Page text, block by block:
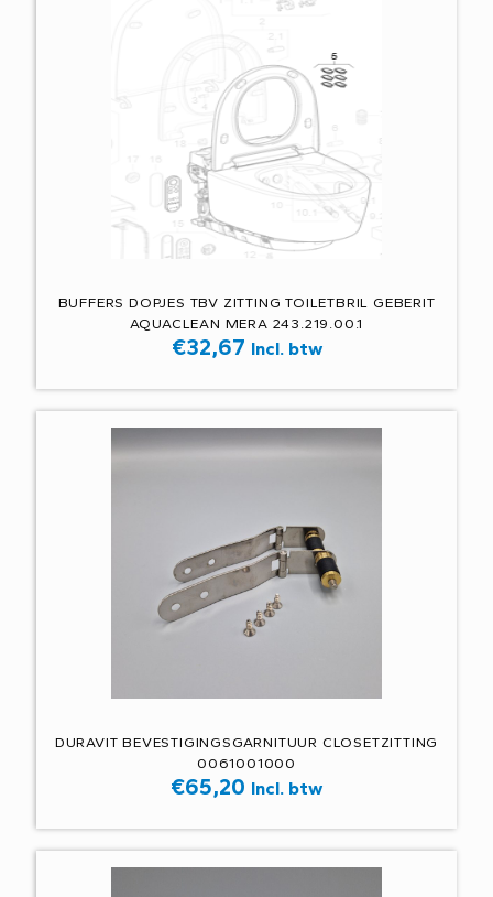
BUFFERS DOPJES TBV ZITTING TOILETBRIL GEBERIT
AQUACLEAN MERA 243.219.00.1
€32,67 Incl. btw
DURAVIT BEVESTIGINGSGARNITUUR CLOSETZITTING
0061001000
€65,20 Incl. btw